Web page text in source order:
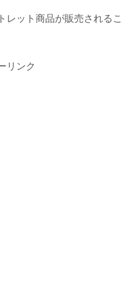
レット商品が販売されるこ
リンク